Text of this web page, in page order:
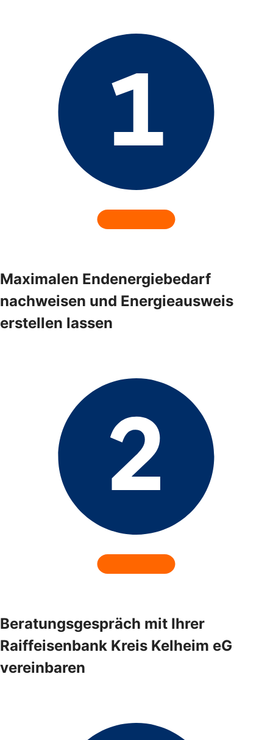
Maximalen Endenergiebedarf
nachweisen und Energieausweis
erstellen lassen
Beratungsgespräch mit Ihrer
Raiffeisenbank Kreis Kelheim eG
vereinbaren